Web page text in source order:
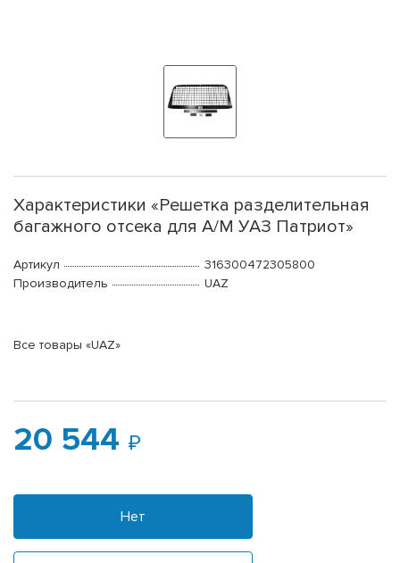
Характеристики «Решетка разделительная
багажного отсека для А/М УАЗ Патриот»
Артикул
316300472305800
Производитель
UAZ
Все товары «UAZ»
20 544
Нет